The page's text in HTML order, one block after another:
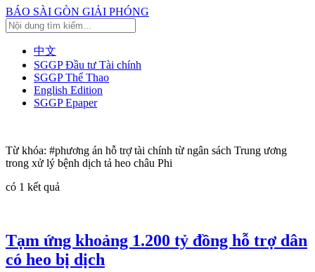
BÁO SÀI GÒN GIẢI PHÓNG
中文
SGGP Đầu tư Tài chính
SGGP Thể Thao
English Edition
SGGP Epaper
Từ khóa: #phương án hỗ trợ tài chính từ ngân sách Trung ương
trong xử lý bệnh dịch tả heo châu Phi
có 1 kết quả
Tạm ứng khoảng 1.200 tỷ đồng hỗ trợ dân
có heo bị dịch